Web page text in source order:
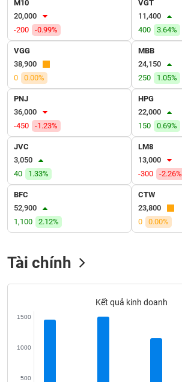
M10
20,000
-200
-0.99%
VGT
11,400
400
3.64%
VGG
38,900
0
0.00%
MBB
24,150
250
1.05%
PNJ
36,000
-450
-1.23%
HPG
22,000
150
0.69%
JVC
3,050
40
1.33%
LM8
13,000
-300
-2.26%
BFC
52,900
1,100
2.12%
CTW
23,800
0
0.00%
Tài chính
Kết quả kinh doanh
500
1000
1500
VỤ
TRUYỀN
THÔNG
TIỆN
ÍCH
BẤT
ĐỘNG
SẢN
Mã
chứng
đạo
Tất cả
Tin